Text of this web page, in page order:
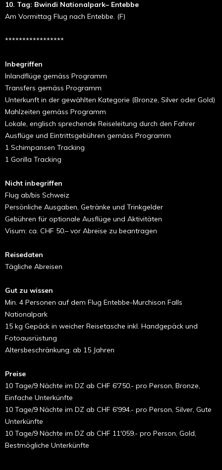
10. Tag: Bwindi Nationalpark– Entebbe
Am Vormittag Flug nach Entebbe. (F)
*****************
Inbegriffen
Inlandflüge gemäss Programm
Transfers gemäss Programm
Unterkunft in der gewählten Kategorie (Bronze, Silver oder Gold)
Mahlzeiten gemäss Programm
Lokale, englisch sprechende Reiseleitung durch den Fahrer
Ausflüge und Eintrittsgebühren gemäss Programm
1 Schimpansen Tracking
1 Gorilla Tracking
Nicht inbegriffen
Flug ab/bis Schweiz
Persönliche Ausgaben, Getränke und Trinkgelder
Gebühren für optionale Ausflüge und Aktivitäten
Visum: ca. CHF 50.– vor Abreise zu beantragen
Reisedaten
Tägliche Abreisen
Gut zu wissen
Min. 4 Personen auf dem Flug Entebbe-Murchison Falls
Nationalpark
15 kg Gepäck in weicher Reisetasche inkl. Handgepäck und
Fotoausrüstung
Altersbeschränkung: ab 15 Jahren
Preise
10 Tage/9 Nächte im DZ ab CHF 6'750.- pro Person, Bronze,
Einfache Unterkünfte
10 Tage/9 Nächte im DZ ab CHF 6'994.- pro Person, Silver, Gute
Unterkünfte
10 Tage/9 Nächte im DZ ab CHF 11'059.- pro Person, Gold,
Bestmögliche Unterkünfte